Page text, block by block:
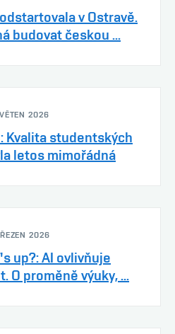
v Ostravě.
budovat českou ...
2026
Kvalita studentských
letos mimořádná
2026
up?: AI ovlivňuje
O proměně výuky, ...